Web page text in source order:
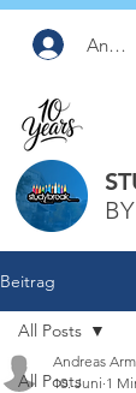
Beitrag
All Posts
All Posts
Andreas
10. Juni 1